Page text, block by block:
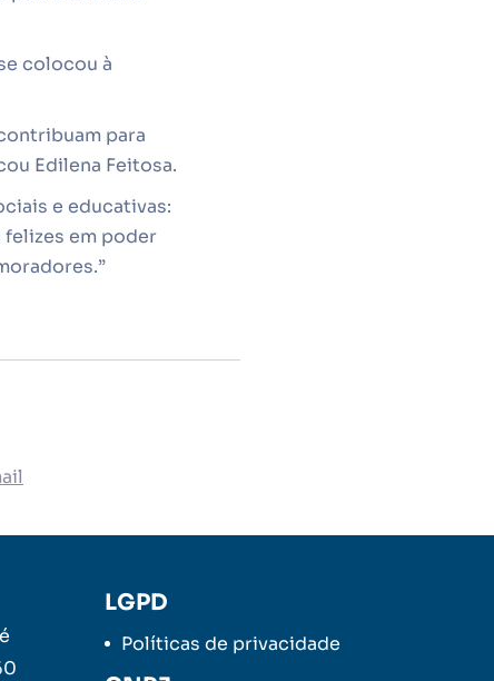
colocou à
para
Edilena Feitosa.
e educativas:
felizes em poder
LGPD
Políticas de privacidade